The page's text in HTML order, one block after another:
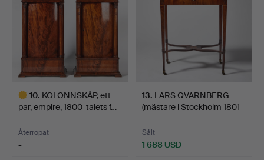
10. KOLONNSKÅP, ett
par, empire, 1800-talets f…
Återropat
-
13. LARS QVARNBERG
(mästare i Stockholm 1801-
Sålt
1 688 USD